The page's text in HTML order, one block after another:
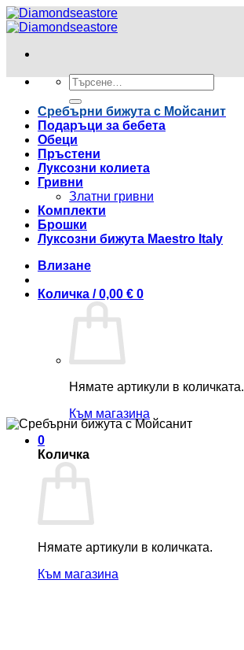
Skip
to
Търсене
за:
Сребърни бижута с Мойсанит
Подаръци за бебета
Обеци
Пръстени
Луксозни колиета
Гривни
Златни гривни
Комплекти
Брошки
Луксозни бижута Maestro Italy
Влизане
Количка /0,00 € 0
Нямате артикули в количката.
Към магазина
0
Количка
Нямате артикули в количката.
Към магазина